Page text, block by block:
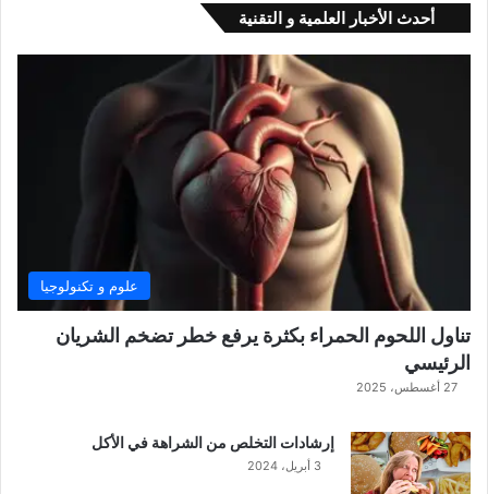
أحدث الأخبار العلمية و التقنية
علوم و تكنولوجيا
تناول اللحوم الحمراء بكثرة يرفع خطر تضخم الشريان
الرئيسي
27 أغسطس، 2025
إرشادات التخلص من الشراهة في الأكل
3 أبريل، 2024